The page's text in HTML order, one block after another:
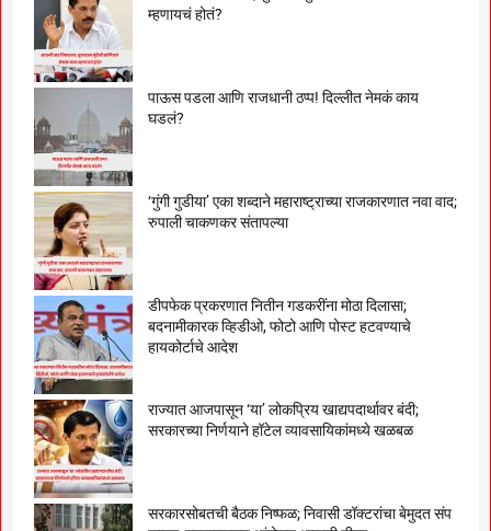
म्हणायचं होतं?
पाऊस पडला आणि राजधानी ठप्प! दिल्लीत नेमकं काय
घडलं?
‘गुंगी गुडीया’ एका शब्दाने महाराष्ट्राच्या राजकारणात नवा वाद;
रुपाली चाकणकर संतापल्या
डीपफेक प्रकरणात नितीन गडकरींना मोठा दिलासा;
बदनामीकारक व्हिडीओ, फोटो आणि पोस्ट हटवण्याचे
हायकोर्टाचे आदेश
राज्यात आजपासून ‘या’ लोकप्रिय खाद्यपदार्थावर बंदी;
सरकारच्या निर्णयाने हॉटेल व्यावसायिकांमध्ये खळबळ
सरकारसोबतची बैठक निष्फळ; निवासी डॉक्टरांचा बेमुदत संप